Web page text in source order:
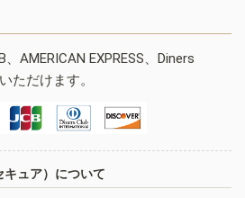
AMERICAN EXPRESS、Diners
ただけます。
ュア）について